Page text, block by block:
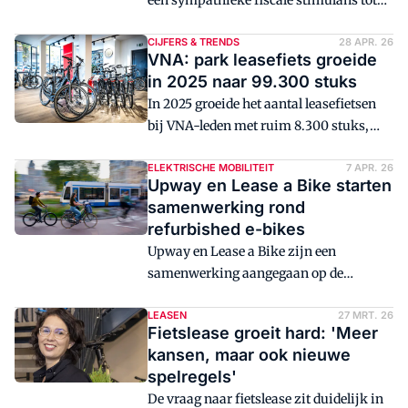
Duitsland laten zien waar Nederland
mobiliteitsbeleid van werkgevers. Het
idee is eenvoudig: werknemers
profiteren van belastingvoordeel,
werkgevers stimuleren duurzaam
vervoer en de drempel om te fietsen
beeld echter minder eenduidig, geeft
columnist Ron Haker aan.
CIJFERS & TRENDS 28 APR. 26
VNA: park leasefiets groeide
in 2025 naar 99.300 stuks
In 2025 groeide het aantal leasefietsen
bij VNA-leden met ruim 8.300 stuks,
uitkomt op bijna 100.000 fietsen. In 2019
ging het nog om minder dan 8.000
leasefietsen. Deze groei lijkt zich dit jaar
ook door te zetten: het totale aantal
leasefietsen in Nederland is in april 2026
zelfs de grens van 100.000 gepasseerd.
ELEKTRISCHE MOBILITEIT 7 APR. 26
Upway en Lease a Bike starten
samenwerking rond
refurbished e-bikes
Upway en Lease a Bike zijn een
samenwerking aangegaan op de
Lease a Bike de eerste aanbieder van
zakelijke leasefietsen in Nederland die
refurbished e-bikes van Upway
opneemt in het aanbod. De
samenwerking moet hoogwaardige e-
LEASEN 27 MRT. 26
Fietslease groeit hard: 'Meer
kansen, maar ook nieuwe
spelregels'
De vraag naar fietslease zit duidelijk in